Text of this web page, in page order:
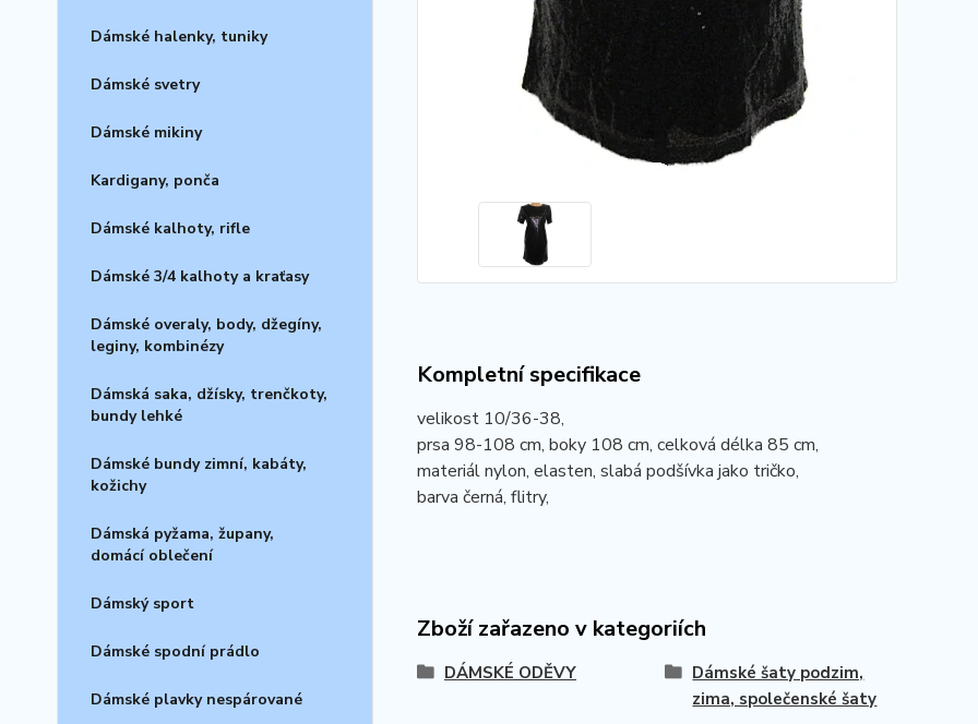
Dámské halenky, tuniky
Dámské svetry
Dámské mikiny
Kardigany, ponča
Dámské kalhoty, rifle
Dámské 3/4 kalhoty a kraťasy
Dámské overaly, body, džegíny,
leginy, kombinézy
Dámská saka, džísky, trenčkoty,
bundy lehké
Dámské bundy zimní, kabáty,
kožichy
Dámská pyžama, župany,
domácí oblečení
Dámský sport
Dámské spodní prádlo
Dámské plavky nespárované
Kompletní specifikace
velikost 10/36-38,
prsa 98-108 cm, boky 108 cm, celková délka 85 cm,
materiál nylon, elasten, slabá podšívka jako tričko,
barva černá, flitry,
Zboží zařazeno v kategoriích
DÁMSKÉ ODĚVY
Dámské šaty podzim,
zima, společenské šaty